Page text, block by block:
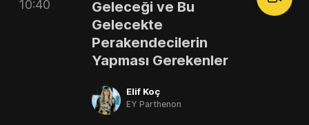
10:40
Geleceği ve Bu
Gelecekte
Perakendecilerin
Yapması Gerekenler
Elif Koç
EY Parthenon